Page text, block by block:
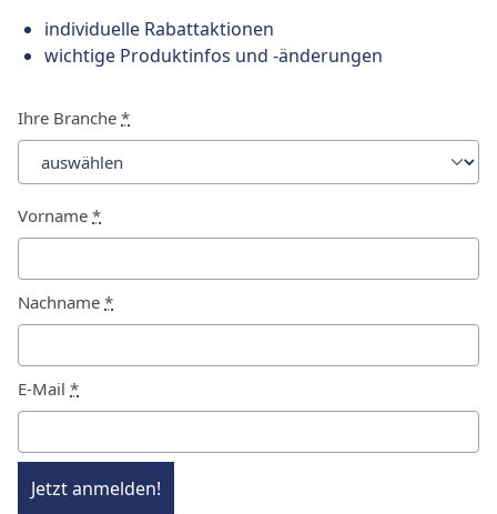
individuelle Rabattaktionen
wichtige Produktinfos und -änderungen
Ihre Branche *
Vorname *
Nachname *
E-Mail *
Jetzt anmelden!